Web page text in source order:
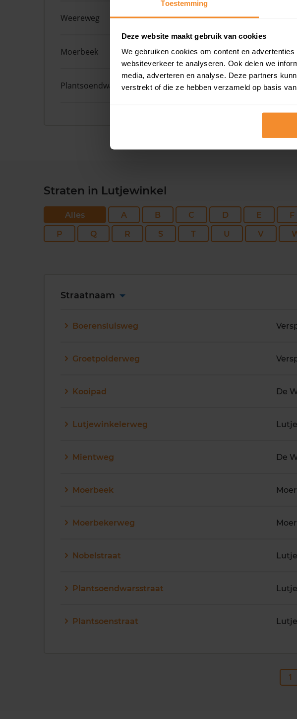
Toestemming
Deze website maakt gebruik van cookies
We gebruiken cookies om content en
websiteverkeer te analyseren. Ook delen we
media, adverteren en analyse. Deze partners
verstrekt of die ze hebben verzameld op basis
Weereweg 39 173 m2
Moerbeek 38A 180 m2
Plantsoendwarsstraat 25 155 m2
Straten in Lutjewinkel
Alles A B C D E F
P
Q R S T U V
Straatnaam
Boerensluisweg
Groetpolderweg
Kooipad De
Lutjewinkelerweg
Mientweg De
Moerbeek
Moerbekerweg
Nobelstraat
Plantsoendwarsstraat
Plantsoenstraat
1